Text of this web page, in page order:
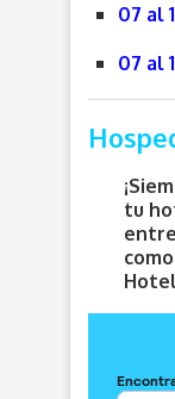
07 al
07 al
tu